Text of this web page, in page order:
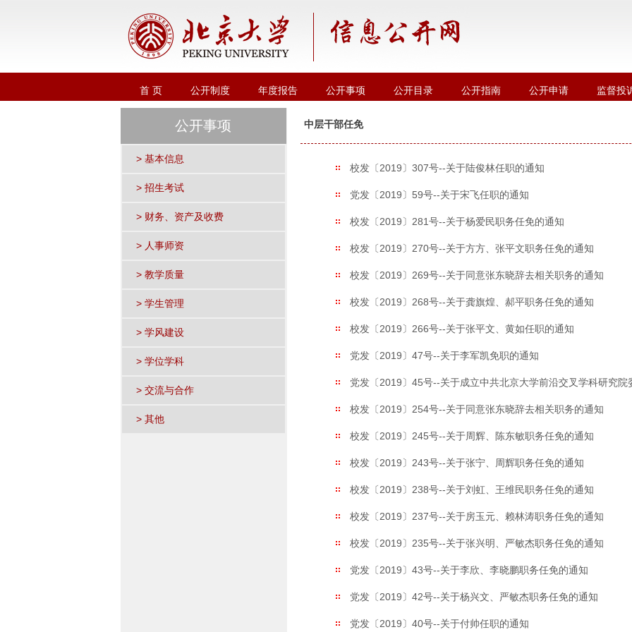
首 页 公开制度 年度报告 公开事项 公开目录 公开指南 公开申请 监督投
公开事项
> 基本信息
> 招生考试
> 财务、资产及收费
> 人事师资
> 教学质量
> 学生管理
> 学风建设
> 学位学科
> 交流与合作
> 其他
中层干部任免
校发〔2019〕307号--关于陆俊林任职的通知
党发〔2019〕59号--关于宋飞任职的通知
校发〔2019〕281号--关于杨爱民职务任免的通知
校发〔2019〕270号--关于方方、张平文职务任免的通知
校发〔2019〕269号--关于同意张东晓辞去相关职务的通知
校发〔2019〕268号--关于龚旗煌、郝平职务任免的通知
校发〔2019〕266号--关于张平文、黄如任职的通知
党发〔2019〕47号--关于李军凯免职的通知
党发〔2019〕45号--关于成立中共北京大学前沿交叉学科研究院
校发〔2019〕254号--关于同意张东晓辞去相关职务的通知
校发〔2019〕245号--关于周辉、陈东敏职务任免的通知
校发〔2019〕243号--关于张宁、周辉职务任免的通知
校发〔2019〕238号--关于刘虹、王维民职务任免的通知
校发〔2019〕237号--关于房玉元、赖林涛职务任免的通知
校发〔2019〕235号--关于张兴明、严敏杰职务任免的通知
党发〔2019〕43号--关于李欣、李晓鹏职务任免的通知
党发〔2019〕42号--关于杨兴文、严敏杰职务任免的通知
党发〔2019〕40号--关于付帅任职的通知